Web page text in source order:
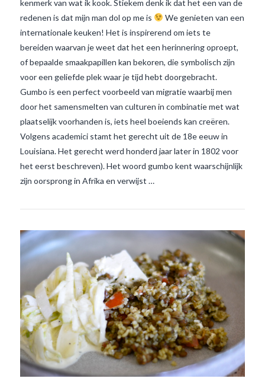
kenmerk van wat ik kook. Stiekem denk ik dat het een van de
redenen is dat mijn man dol op me is
We genieten van een
internationale keuken! Het is inspirerend om iets te
bereiden waarvan je weet dat het een herinnering oproept,
of bepaalde smaakpapillen kan bekoren, die symbolisch zijn
voor een geliefde plek waar je tijd hebt doorgebracht.
Gumbo is een perfect voorbeeld van migratie waarbij men
door het samensmelten van culturen in combinatie met wat
plaatselijk voorhanden is, iets heel boeiends kan creëren.
Volgens academici stamt het gerecht uit de 18e eeuw in
Louisiana. Het gerecht werd honderd jaar later in 1802 voor
het eerst beschreven). Het woord gumbo kent waarschijnlijk
zijn oorsprong in Afrika en verwijst …